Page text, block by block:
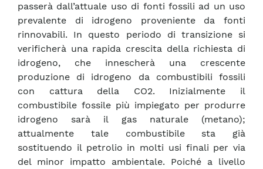
passerà dall’attuale uso di fonti fossili ad un uso
prevalente di idrogeno proveniente da fonti
rinnovabili. In questo periodo di transizione si
verificherà una rapida crescita della richiesta di
idrogeno, che innescherà una crescente
produzione di idrogeno da combustibili fossili
con cattura della CO2. Inizialmente il
combustibile fossile più impiegato per produrre
idrogeno sarà il gas naturale (metano);
attualmente tale combustibile sta già
sostituendo il petrolio in molti usi finali per via
del minor impatto ambientale. Poiché a livello